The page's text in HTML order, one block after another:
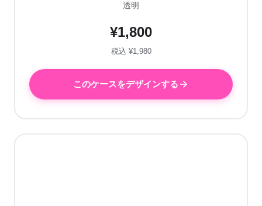
透明
¥1,800
税込 ¥1,980
このケースをデザインする